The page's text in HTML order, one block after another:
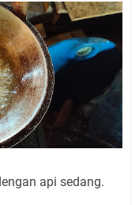
api sedang.